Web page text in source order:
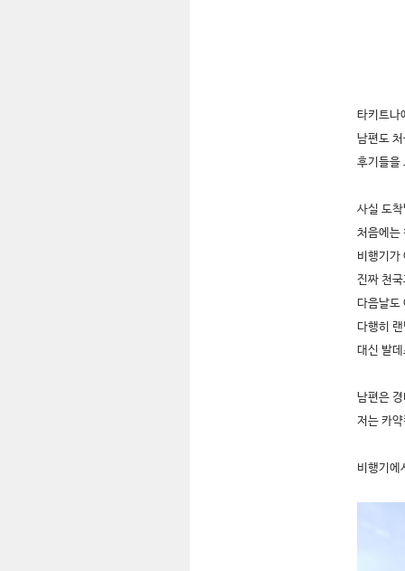
타키트나
남편도
후기들을
사실 도
처음에는
비행기가
진짜 천
다음날도
다행히
대신 발
남편은
저는 카
비행기에